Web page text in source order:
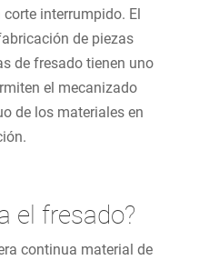
interrumpido. El
de piezas
de fresado tienen uno
el mecanizado
de los materiales en
el fresado?
continua material de